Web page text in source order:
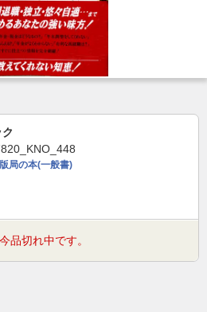
局の本(一般書)
品切れ中です。